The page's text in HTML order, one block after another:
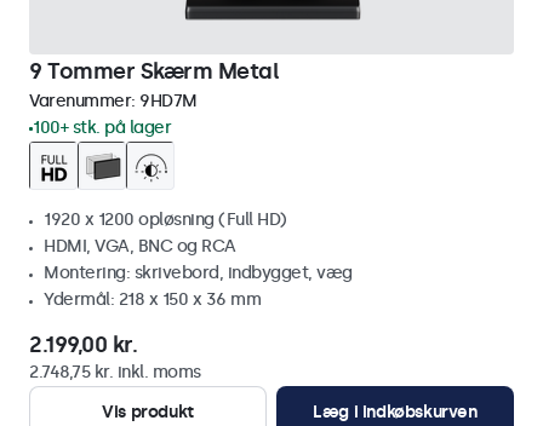
9 Tommer Skærm Metal
Varenummer: 9HD7M
100+ stk. på lager
1920 x 1200 opløsning (Full HD)
HDMI, VGA, BNC og RCA
Montering: skrivebord, indbygget, væg
Ydermål: 218 x 150 x 36 mm
2.199,00 kr.
2.748,75 kr. inkl. moms
Vis produkt
Læg i indkøbskurven